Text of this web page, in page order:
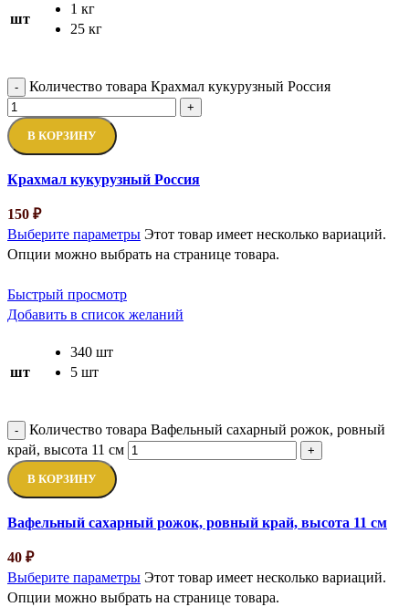
шт
1 кг
25 кг
- Количество товара Крахмал кукурузный Россия
+
В КОРЗИНУ
Крахмал кукурузный Россия
150 ₽
Выберите параметры Этот товар имеет несколько вариаций.
Опции можно выбрать на странице товара.
Быстрый просмотр
Добавить в список желаний
шт
340 шт
5 шт
-
Количество товара Вафельный сахарный рожок, ровный
край, высота 11 см
+
В КОРЗИНУ
Вафельный сахарный рожок, ровный край, высота 11 см
40 ₽
Выберите параметры Этот товар имеет несколько вариаций.
Опции можно выбрать на странице товара.